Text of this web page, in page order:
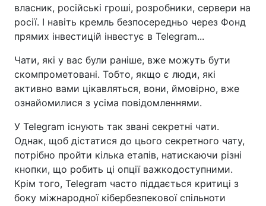
власник, російські гроші, розробники, сервери на
росії. І навіть кремль безпосередньо через Фонд
прямих інвестицій інвестує в Telegram...
Чати, які у вас були раніше, вже можуть бути
скомпрометовані. Тобто, якщо є люди, які
активно вами цікавляться, вони, ймовірно, вже
ознайомилися з усіма повідомленнями.
У Telegram існують так звані секретні чати.
Однак, щоб дістатися до цього секретного чату,
потрібно пройти кілька етапів, натискаючи різні
кнопки, що робить ці опції важкодоступними.
Крім того, Telegram часто піддається критиці з
боку міжнародної кібербезпекової спільноти